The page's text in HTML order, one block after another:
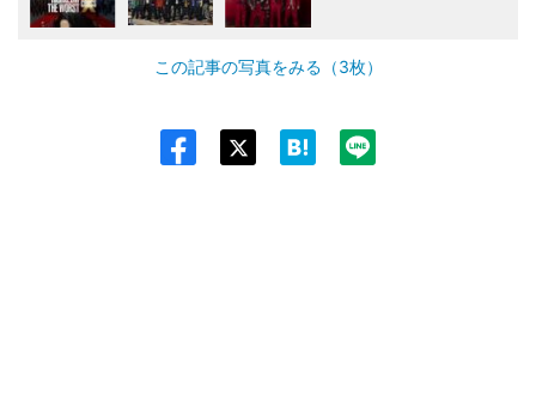
この記事の写真をみる（3枚）